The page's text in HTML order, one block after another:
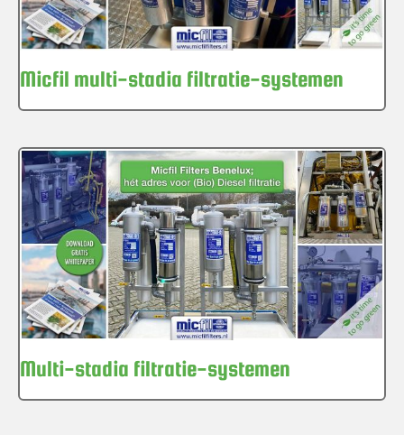
Micfil multi-stadia filtratie-systemen
Multi-stadia filtratie-systemen